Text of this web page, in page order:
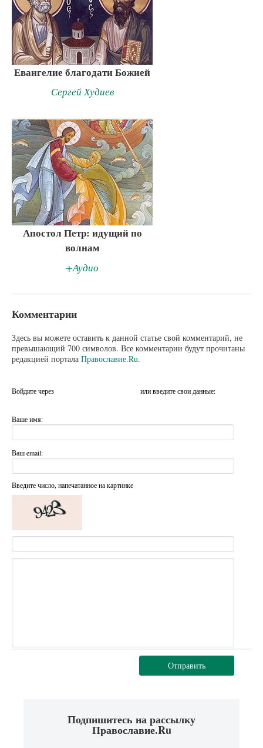
Евангелие благодати Божией
Сергей Худиев
Апостол Петр: идущий по
волнам
+Аудио
Комментарии
Здесь вы можете оставить к данной статье свой комментарий, не
превышающий 700 символов. Все комментарии будут прочитаны
редакцией портала Православие.Ru.
Войдите через или введите свои данные:
Ваше имя:
Ваш email:
Введите число, напечатанное на картинке
Отправить
Подпишитесь на рассылку
Православие.Ru